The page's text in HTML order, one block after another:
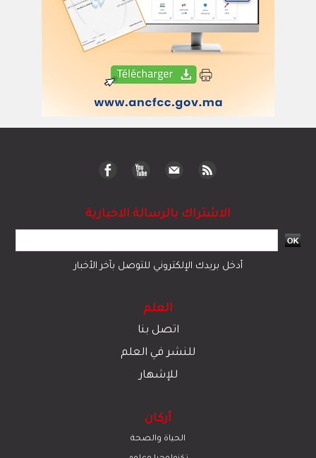
الاشتراك بالرسالة الاخبارية
أدخل بريدك الإلكتروني للتوصل بآخر الأخبار
العلم
اتصل بنا
للنشر في العلم
للإشهار
أركان
الحياة والصحة